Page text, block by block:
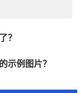
？
示例图片？